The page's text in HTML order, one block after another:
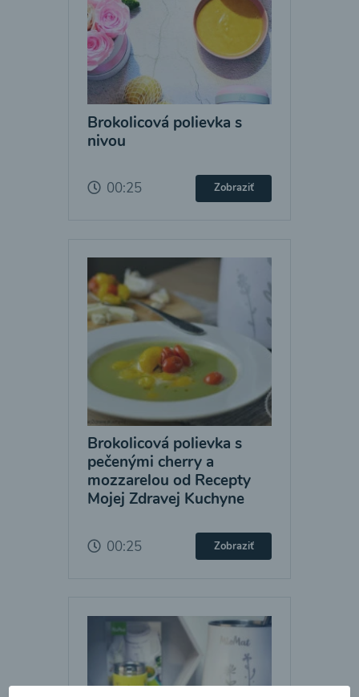
Brokolicová polievka s
nivou
00:25 Zobraziť
Brokolicová polievka s
pečenými cherry a
mozzarelou od Recepty
Mojej Zdravej Kuchyne
00:25 Zobraziť